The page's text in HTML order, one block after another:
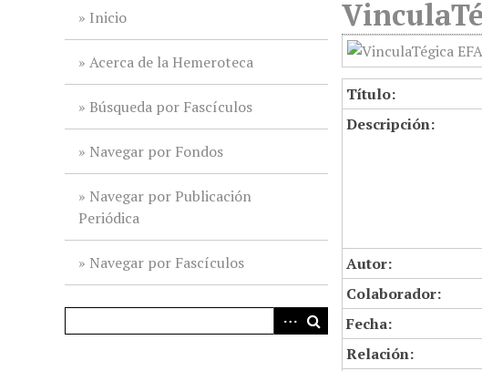
Inicio
Acerca de la Hemeroteca
Búsqueda por Fascículos
Navegar por Fondos
Navegar por Publicación
Periódica
Navegar por Fascículos
Título:
Descripción:
Autor:
Colaborador:
Fecha:
Relación: